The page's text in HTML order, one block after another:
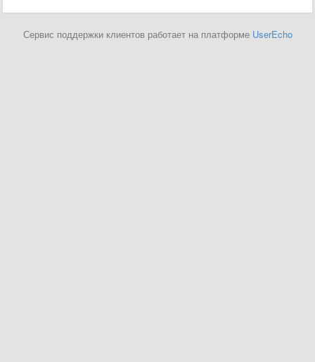
Сервис поддержки клиентов работает на платформе UserEcho